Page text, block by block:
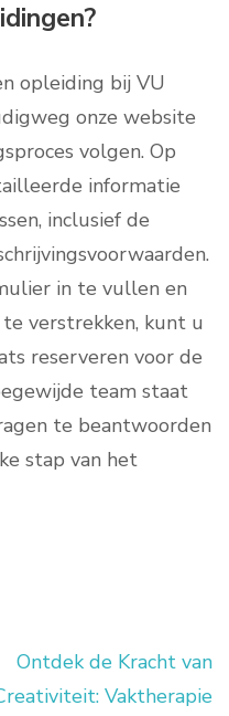
opleiding bij VU
onze website
volgen. Op
informatie
inclusief de
in te vullen en
verstrekken, kunt u
reserveren voor de
team staat
te beantwoorden
stap van het
Ontdek de Kracht van
Vaktherapie